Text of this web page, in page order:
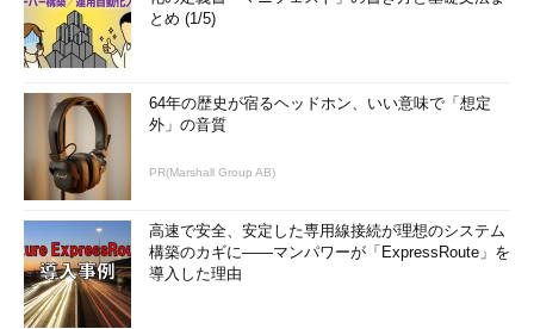
とめ (1/5)
64年の歴史が宿るヘッドホン、いい意味で「想定
外」の音質
PR(Marshall Group AB)
高速で安全、安定した専用線接続が理想のシステム
構築のカギに――マンパワーが「ExpressRoute」を
導入した理由